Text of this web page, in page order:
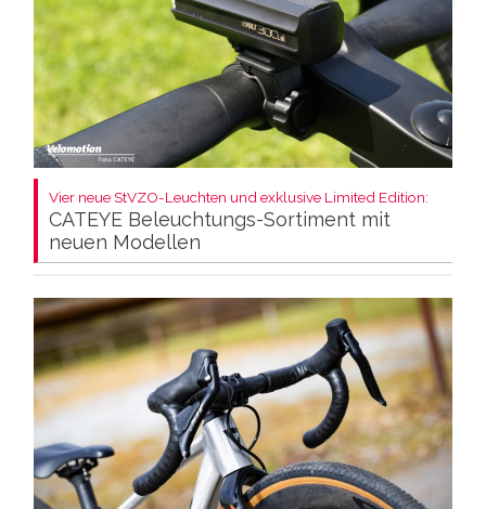
Vier neue StVZO-Leuchten und exklusive Limited Edition:
CATEYE Beleuchtungs-Sortiment mit
neuen Modellen